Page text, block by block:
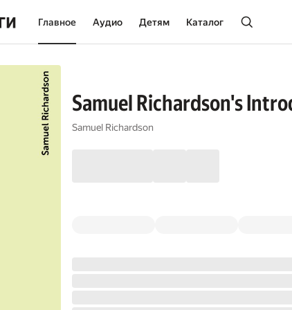
Главное Аудио Детям Каталог
Samuel Richardson's
Samuel Richardson